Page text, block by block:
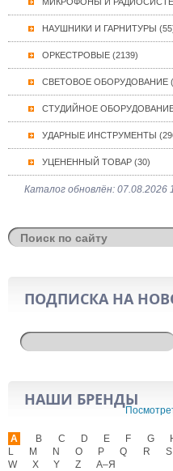
НАУШНИКИ И ГАРНИТУРЫ
ОРКЕСТРОВЫЕ (2139)
СВЕТОВОЕ ОБОРУДОВАНИЕ
СТУДИЙНОЕ ОБОРУДОВАНИЕ
УДАРНЫЕ ИНСТРУМЕНТЫ
УЦЕНЕННЫЙ ТОВАР (30)
Каталог обновлён: 07.08.2026
ПОДПИСКА НА
НАШИ БРЕНДЫ
A B C D E F G
L
M N O P Q R S
W
X Y Z А–Я